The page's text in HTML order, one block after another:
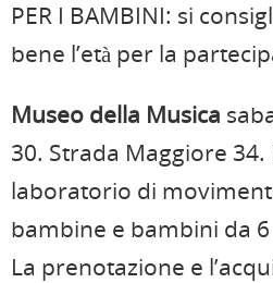
PER I BAMBINI: si
bene l’età per la
Museo della Musica
30. Strada Maggiore
laboratorio di
bambine e bambini da 6
La prenotazione e